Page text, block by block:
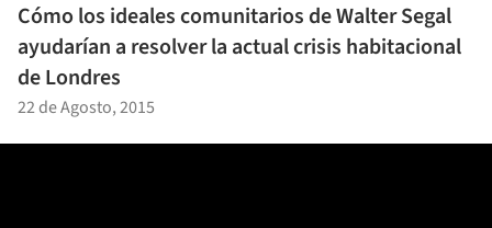
Cómo los ideales comunitarios de Walter Segal
ayudarían a resolver la actual crisis habitacional
de Londres
22 de Agosto, 2015